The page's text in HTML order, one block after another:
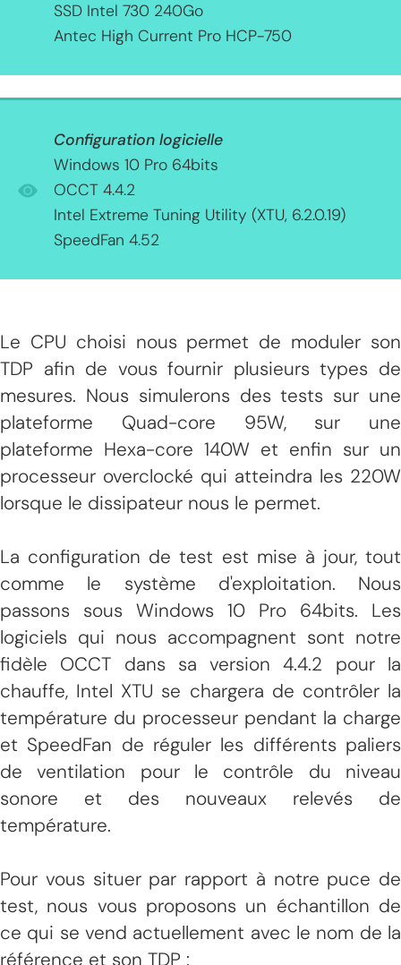
SSD Intel 730 240Go
Antec High Current Pro HCP-750
Configuration logicielle
Windows 10 Pro 64bits
OCCT 4.4.2
Intel Extreme Tuning Utility (XTU, 6.2.0.19)
SpeedFan 4.52
Le CPU choisi nous permet de moduler son
TDP afin de vous fournir plusieurs types de
mesures. Nous simulerons des tests sur une
plateforme Quad-core 95W, sur une
plateforme Hexa-core 140W et enfin sur un
processeur overclocké qui atteindra les 220W
lorsque le dissipateur nous le permet.
La configuration de test est mise à jour, tout
comme le système d'exploitation. Nous
passons sous Windows 10 Pro 64bits. Les
logiciels qui nous accompagnent sont notre
fidèle OCCT dans sa version 4.4.2 pour la
chauffe, Intel XTU se chargera de contrôler la
température du processeur pendant la charge
et SpeedFan de réguler les différents paliers
de ventilation pour le contrôle du niveau
sonore et des nouveaux relevés de
température.
Pour vous situer par rapport à notre puce de
test, nous vous proposons un échantillon de
ce qui se vend actuellement avec le nom de la
référence et son TDP :